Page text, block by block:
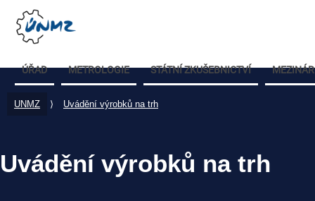
ÚŘAD METROLOGIE STÁTNÍ ZKUŠEBNICTVÍ
UNMZ ⟩ Uvádění výrobků na trh
Uvádění výrobků na trh